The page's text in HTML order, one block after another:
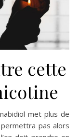
cette
met plus de
pas alors